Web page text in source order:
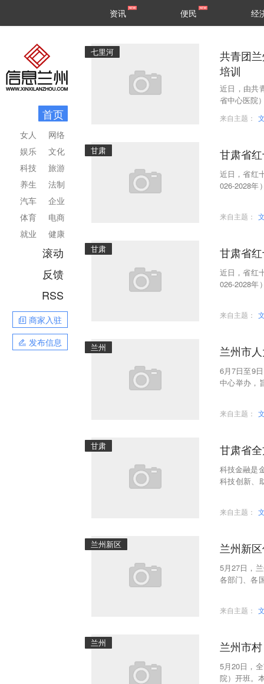
区县
资讯 便民 经
首页
网络
文化
旅游
法制
企业
电商
健康
女人
娱乐
科技
养生
汽车
体育
就业
滚动
反馈
RSS
商家入驻
发布信息
七里河
共青团
培训
近日，由共
省中心医院
来自主题：
甘肃 甘肃省
近日，省红
026-2028年
来自主题：
甘肃 甘肃省
近日，省红
026-2028年
来自主题：
兰州 兰州市
6月7日至9
中心举办，
来自主题：
甘肃 甘肃省
科技金融是
科技创新、
来自主题：
兰州新区 兰州新
5月27日，
各部门、各
来自主题：
兰州 兰州市
5月20日，
院）开班。